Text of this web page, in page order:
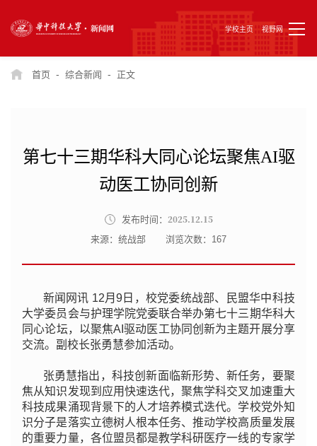
学校主页 视野网
首页 - 综合新闻 - 正文
第七十三期华科大同心论坛聚焦AI驱
动医工协同创新
发布时间： 2025.12.15
来源：统战部 浏览次数： 167
新闻网讯 12月9日，校党委统战部、民盟华中科技
大学委员会与护理学院党委联合举办第七十三期华科大
同心论坛，以聚焦AI驱动医工协同创新为主题开展分享
交流。副校长张勇慧参加活动。
张勇慧指出，科技创新面临新形势、新任务，要聚
焦从知识发现到应用快速迭代，聚焦学科交叉加速重大
科技成果涌现背景下的人才培养模式迭代。学校党外知
识分子是落实立德树人根本任务、推动学校高质量发展
的重要力量，各位盟员都是教学科研医疗一线的专家学